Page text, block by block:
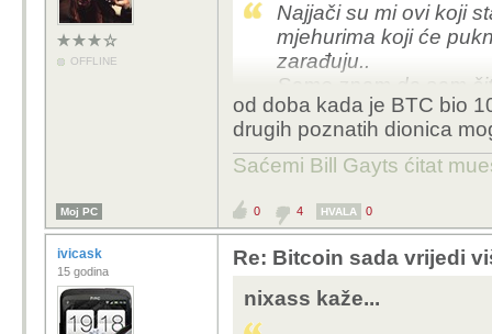
OFFLINE
Najjači su mi ovi koji
mjehurima koji će
zarađuju..
Samo znam da sam
komnetarima kad
na kraju odusto,
Ugl j...e se :)
od doba kada je BTC bio
drugih poznatih dionica
Saćemi Bill Gayts ćitat
Moj PC 0 4 HVALA 0
ivicask
15 godina
Re: Bitcoin sada vrijedi
nixass kaže...